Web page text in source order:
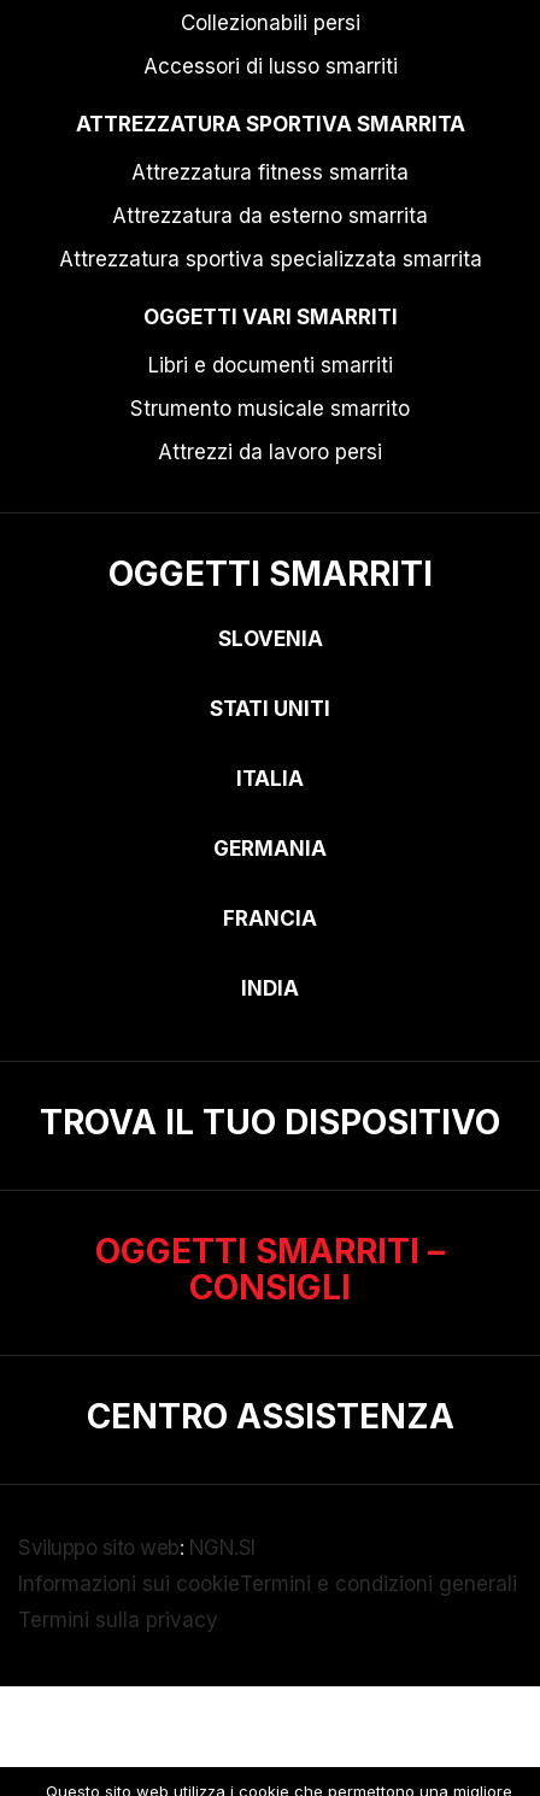
Collezionabili persi
Accessori di lusso smarriti
ATTREZZATURA SPORTIVA SMARRITA
Attrezzatura fitness smarrita
Attrezzatura da esterno smarrita
Attrezzatura sportiva specializzata smarrita
OGGETTI VARI SMARRITI
Libri e documenti smarriti
Strumento musicale smarrito
Attrezzi da lavoro persi
OGGETTI SMARRITI
SLOVENIA
STATI UNITI
ITALIA
GERMANIA
FRANCIA
INDIA
TROVA IL TUO DISPOSITIVO
OGGETTI SMARRITI –
CONSIGLI
CENTRO ASSISTENZA
Sviluppo sito web: NGN.SI
Informazioni sui cookieTermini e condizioni generali
Termini sulla privacy
Questo sito web utilizza i cookie che permettono una migliore